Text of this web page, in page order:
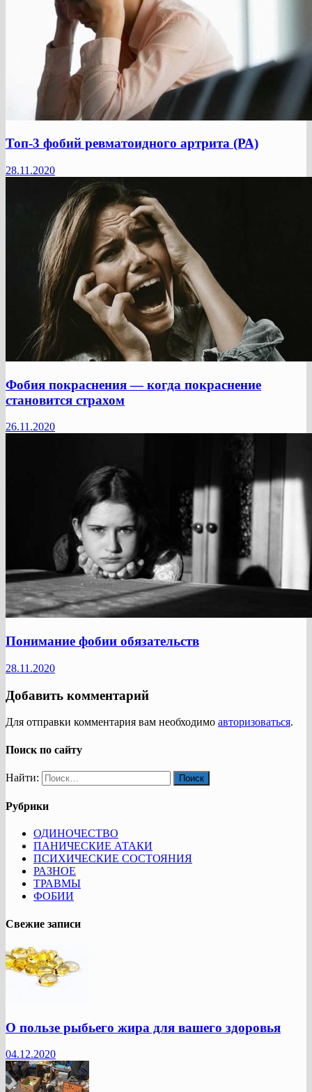
Топ-3 фобий ревматоидного артрита (РА)
28.11.2020
Фобия покраснения — когда покраснение
становится страхом
26.11.2020
Понимание фобии обязательств
28.11.2020
Добавить комментарий
Для отправки комментария вам необходимо авторизоваться.
Поиск по сайту
Найти:
Рубрики
ОДИНОЧЕСТВО
ПАНИЧЕСКИЕ АТАКИ
ПСИХИЧЕСКИЕ СОСТОЯНИЯ
РАЗНОЕ
ТРАВМЫ
ФОБИИ
Свежие записи
О пользе рыбьего жира для вашего здоровья
04.12.2020